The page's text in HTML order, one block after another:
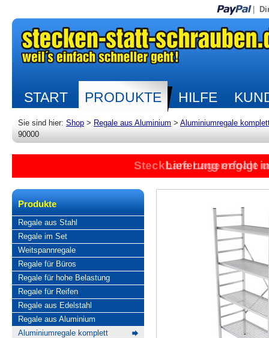
START PRODUKTE HILFE
Sie sind hier: Shop > Regale aus Aluminium > Aluminiumregale
90000
Steckbare Lagerregale
Lieferung erfolgt
Produkte
Regale aus Stahl
Regale im Set
Weitspannregale
Regale für Büros
Regale für hohe Belastung
Regale für Reifen
Regale aus Edelstahl
Regale aus Aluminium
Aluminiumregale komplett